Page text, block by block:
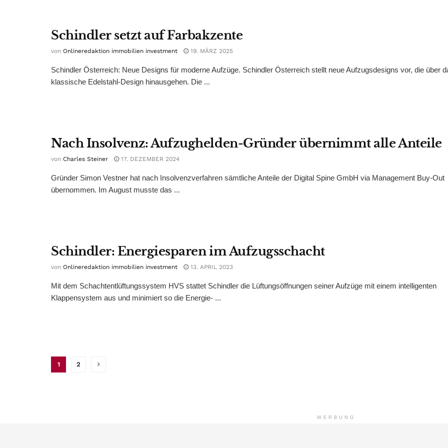
Schindler setzt auf Farbakzente
von Onlineredaktion immobilien investment 19. MÄRZ 2025
Schindler Österreich: Neue Designs für moderne Aufzüge. Schindler Österreich stellt neue Aufzugsdesigns vor, die über
klassische Edelstahl-Design hinausgehen. Die ...
Nach Insolvenz: Aufzughelden-Gründer übernimmt alle Anteile
von Charles Steiner 17. DEZEMBER 2024
Gründer Simon Vestner hat nach Insolvenzverfahren sämtliche Anteile der Digital Spine GmbH via Management Buy-Out
übernommen. Im August musste das ...
Schindler: Energiesparen im Aufzugsschacht
von Onlineredaktion immobilien investment 13. APRIL 2023
Mit dem Schachtentlüftungssystem HVS stattet Schindler die Lüftungsöffnungen seiner Aufzüge mit einem intelligenten
Klappensystem aus und minimiert so die Energie- ...
1 2
WERBUNG